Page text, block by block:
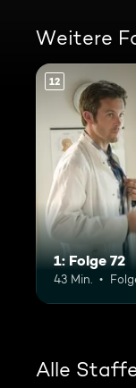
Weitere
12
1: Folge 72
43 Min.
Alle